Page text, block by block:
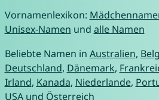
Vornamenlexikon:
Unisex-Namen und alle Namen
Beliebte Namen in Australien,
Deutschland, Dänemark,
Irland, Kanada, Niederlande,
USAund Österreich